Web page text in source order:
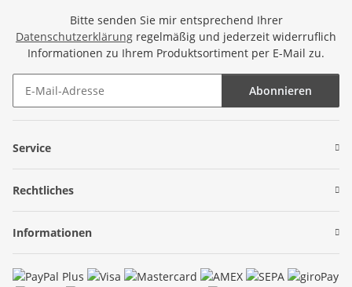
Bitte senden Sie mir entsprechend Ihrer
Datenschutzerklärung regelmäßig und jederzeit widerruflich
Informationen zu Ihrem Produktsortiment per E-Mail zu.
Abonnieren
Service
Rechtliches
Informationen